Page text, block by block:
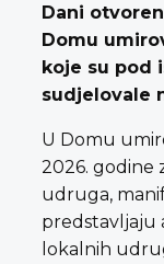
Dani
Domu
koje su pod
sudjelovale
U Domu
2026. godine
udruga,
predstavljaju
lokalnih